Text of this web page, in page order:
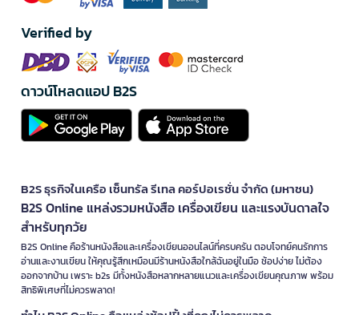
Verified by
ดาวน์โหลดแอป B2S
B2S ธุรกิจในเครือ เซ็นทรัล รีเทล คอร์ปอเรชั่น จำกัด (มหาชน)
B2S Online แหล่งรวมหนังสือ เครื่องเขียน และแรงบันดาลใจ
สำหรับทุกวัย
B2S Online คือร้านหนังสือและเครื่องเขียนออนไลน์ที่ครบครัน ตอบโจทย์คนรักการ
อ่านและงานเขียน ให้คุณรู้สึกเหมือนมีร้านหนังสือใกล้ฉันอยู่ในมือ ช้อปง่าย ไม่ต้อง
ออกจากบ้าน เพราะ b2s มีทั้งหนังสือหลากหลายแนวและเครื่องเขียนคุณภาพ พร้อม
สิทธิพิเศษที่ไม่ควรพลาด!